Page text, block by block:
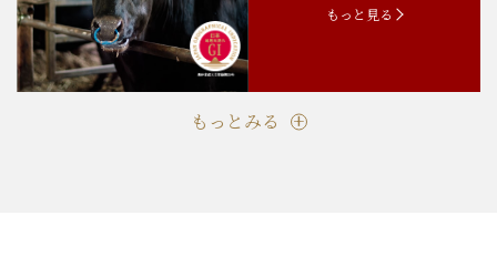
もっと見る
もっとみる